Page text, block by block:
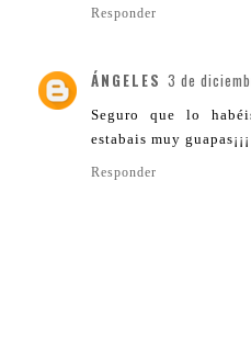
Responder
ÁNGELES 3 de
Seguro que lo
estabais muy guapas¡¡¡
Responder